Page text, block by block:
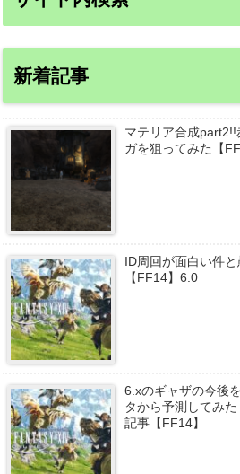
新着記事
マテリア合成part2!!
ガを狙ってみた【
ID周回が面白い件と
【FF14】6.0
6.xのギャザの今後
タから予測してみ
記事【FF14】